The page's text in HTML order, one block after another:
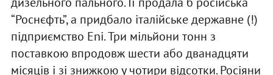
“Роснєфть”, а придбало італійське державне (!)
підприємство Eni. Три мільйони тонн з
поставкою впродовж шести або дванадцяти
місяців і зі знижкою у чотири відсотки. Росіяни